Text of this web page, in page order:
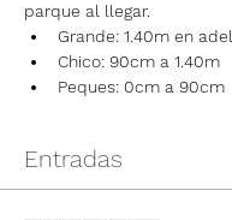
parque al llegar.
Grande: 1.40m en
Chico: 90cm a 1.40m
Peques: 0cm a 90cm
Entradas